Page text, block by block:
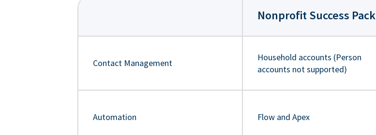
Nonprofit Success Pack
Contact Management
Household accounts (Person
accounts not supported)
Automation Flow and Apex